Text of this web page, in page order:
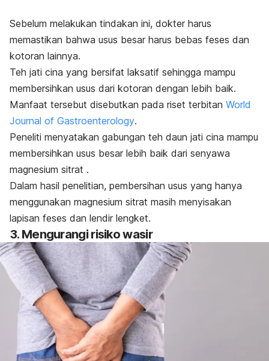
Sebelum melakukan tindakan ini, dokter harus
memastikan bahwa usus besar harus bebas feses dan
kotoran lainnya.
Teh jati cina yang bersifat laksatif sehingga mampu
membersihkan usus dari kotoran dengan lebih baik.
Manfaat tersebut disebutkan pada riset terbitan World
Journal of Gastroenterology.
Peneliti menyatakan gabungan teh daun jati cina mampu
membersihkan usus besar lebih baik dari senyawa
magnesium sitrat .
Dalam hasil penelitian, pembersihan usus yang hanya
menggunakan magnesium sitrat masih menyisakan
lapisan feses dan lendir lengket.
3. Mengurangi risiko wasir